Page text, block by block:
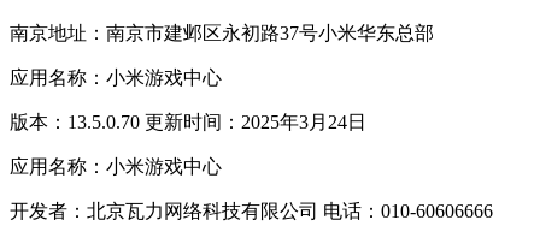
南京地址：南京市建邺区永初路37号小米华东总部
应用名称：小米游戏中心
版本：13.5.0.70 更新时间：2025年3月24日
应用名称：小米游戏中心
开发者：北京瓦力网络科技有限公司 电话：010-60606666